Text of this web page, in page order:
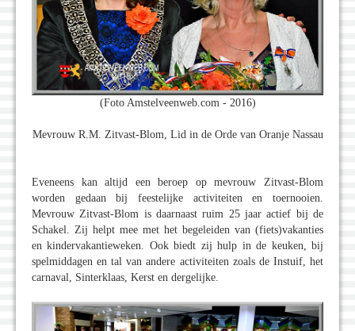
(Foto Amstelveenweb.com - 2016)
Mevrouw R.M. Zitvast-Blom, Lid in de Orde van Oranje Nassau
Eveneens kan altijd een beroep op mevrouw Zitvast-Blom
worden gedaan bij feestelijke activiteiten en toernooien.
Mevrouw Zitvast-Blom is daarnaast ruim 25 jaar actief bij de
Schakel. Zij helpt mee met het begeleiden van (fiets)vakanties
en kindervakantieweken. Ook biedt zij hulp in de keuken, bij
spelmiddagen en tal van andere activiteiten zoals de Instuif, het
carnaval, Sinterklaas, Kerst en dergelijke.